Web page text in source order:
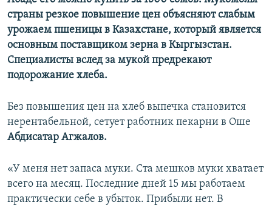
страны резкое повышение цен объясняют слабым
урожаем пшеницы в Казахстане, который является
основным поставщиком зерна в Кыргызстан.
Специалисты вслед за мукой предрекают
подорожание хлеба.
Без повышения цен на хлеб выпечка становится
нерентабельной, сетует работник пекарни в Оше
Абдисатар Агжалов.
«У меня нет запаса муки. Ста мешков муки хватает
всего на месяц. Последние дней 15 мы работаем
практически себе в убыток. Прибыли нет. В